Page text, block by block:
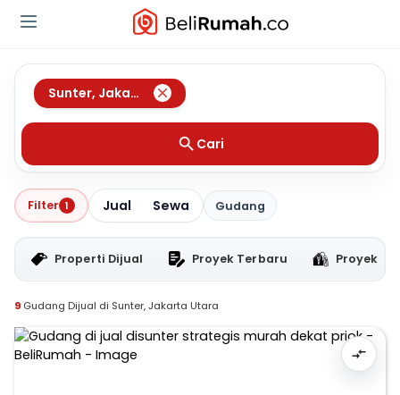
Sunter, Jakarta Utara
Cari
Filter 1 Jual Sewa Gudang
Properti Dijual Proyek Terbaru Proyek
9 Gudang Dijual di Sunter, Jakarta Utara